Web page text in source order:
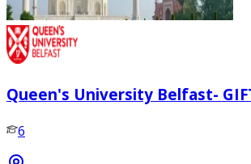
Queen's University Belfast-
6